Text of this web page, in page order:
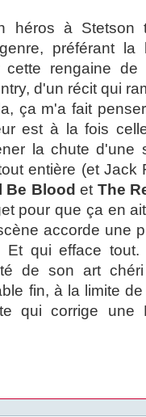
héros à Stetson
préférant la
cette rengaine
d'un récit qui
ça m'a fait
est à la fois
la chute d'une
entière (et Jack
Be Blood et The
pour que ça en
accorde une
Et qui efface
de son art
fin, à la limite
qui corrige une